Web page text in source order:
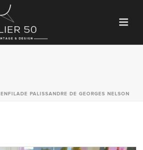
ENFILADE PALISSANDRE DE GEORGES NELSON